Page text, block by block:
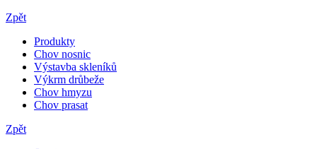
Zpět
Produkty
Chov nosnic
Výstavba skleníků
Výkrm drůbeže
Chov hmyzu
Chov prasat
Zpět